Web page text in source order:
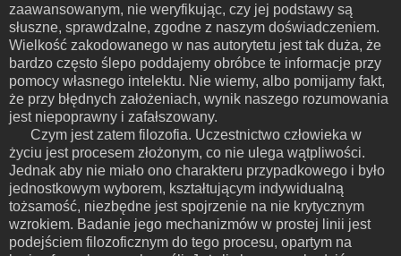
zaawansowanym, nie weryfikując, czy jej podstawy są
słuszne, sprawdzalne, zgodne z naszym doświadczeniem.
Wielkość zakodowanego w nas autorytetu jest tak duża, że
bardzo często ślepo poddajemy obróbce te informacje przy
pomocy własnego intelektu. Nie wiemy, albo pomijamy fakt,
że przy błędnych założeniach, wynik naszego rozumowania
jest niepoprawny i zafałszowany.
Czym jest zatem filozofia. Uczestnictwo człowieka w
życiu jest procesem złożonym, co nie ulega wątpliwości.
Jednak aby nie miało ono charakteru przypadkowego i było
jednostkowym wyborem, kształtującym indywidualną
tożsamość, niezbędne jest spojrzenie na nie krytycznym
wzrokiem. Badanie jego mechanizmów w prostej linii jest
podejściem filozoficznym do tego procesu, opartym na